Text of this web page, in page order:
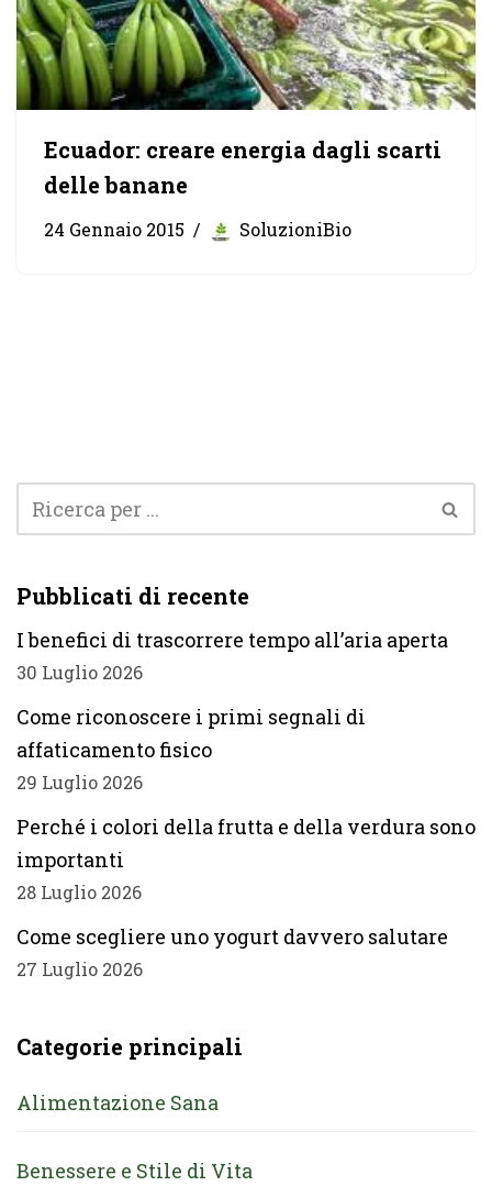
Ecuador: creare energia dagli scarti
delle banane
24 Gennaio 2015 SoluzioniBio
Pubblicati di recente
I benefici di trascorrere tempo all’aria aperta
30 Luglio 2026
Come riconoscere i primi segnali di
affaticamento fisico
29 Luglio 2026
Perché i colori della frutta e della verdura sono
importanti
28 Luglio 2026
Come scegliere uno yogurt davvero salutare
27 Luglio 2026
Categorie principali
Alimentazione Sana
Benessere e Stile di Vita